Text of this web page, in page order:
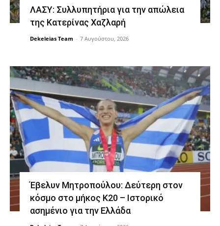
ΛΑΣΥ: Συλλυπητήρια για την απώλεια
της Κατερίνας Χαζλαρή
Dekeleias Team - 7 Αυγούστου, 2026
Έβελυν Μητροπούλου: Δεύτερη στον
κόσμο στο μήκος Κ20 – Ιστορικό
ασημένιο για την Ελλάδα